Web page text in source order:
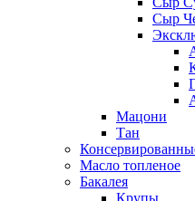
Сыр
Мацони
Тан
Масло топленое
Бакалея
Крупы